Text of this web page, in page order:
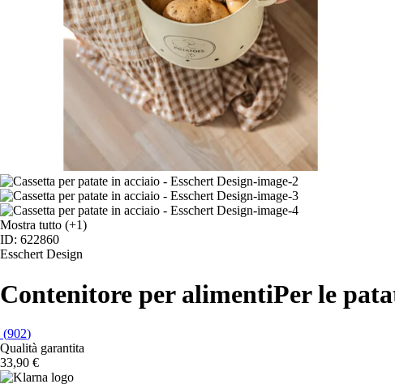
Mostra tutto (+1)
ID: 622860
Esschert Design
Contenitore per alimentiPer le
(902)
Qualità garantita
33,90 €